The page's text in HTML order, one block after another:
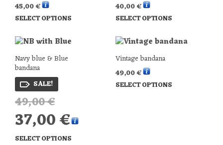
45,00€
SELECT OPTIONS
40,00€
SELECT OPTIONS
Navy blue & Blue
bandana
SALE!
49,00€Original
price
was:
49,00 €.
37,00€Current
price
is:
SELECT OPTIONS
Vintage bandana
49,00€
SELECT OPTIONS